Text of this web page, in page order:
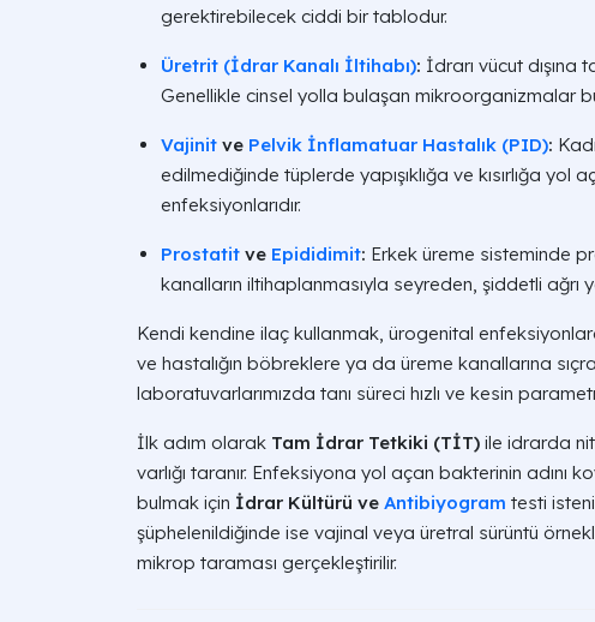
gerektirebilecek ciddi bir tablodur.
Üretrit (İdrar Kanalı İltihabı): İdrarı vücut dışına
Genellikle cinsel yolla bulaşan mikroorganizmalar
Vajinit ve Pelvik İnflamatuar Hastalık (PID):
edilmediğinde tüplerde yapışıklığa ve kısırlığa yol
enfeksiyonlarıdır.
Prostatit ve Epididimit: Erkek üreme sisteminde
kanalların iltihaplanmasıyla seyreden, şiddetli ağrı
Kendi kendine ilaç kullanmak, ürogenital
ve hastalığın böbreklere ya da üreme kanallarına
laboratuvarlarımızda tanı süreci hızlı ve kesin
İlk adım olarak Tam İdrar Tetkiki (TİT) ile idrarda
varlığı taranır. Enfeksiyona yol açan bakterinin adını
bulmak için İdrar Kültürü ve Antibiyogram testi
şüphelenildiğinde ise vajinal veya üretral sürüntü
mikrop taraması gerçekleştirilir.